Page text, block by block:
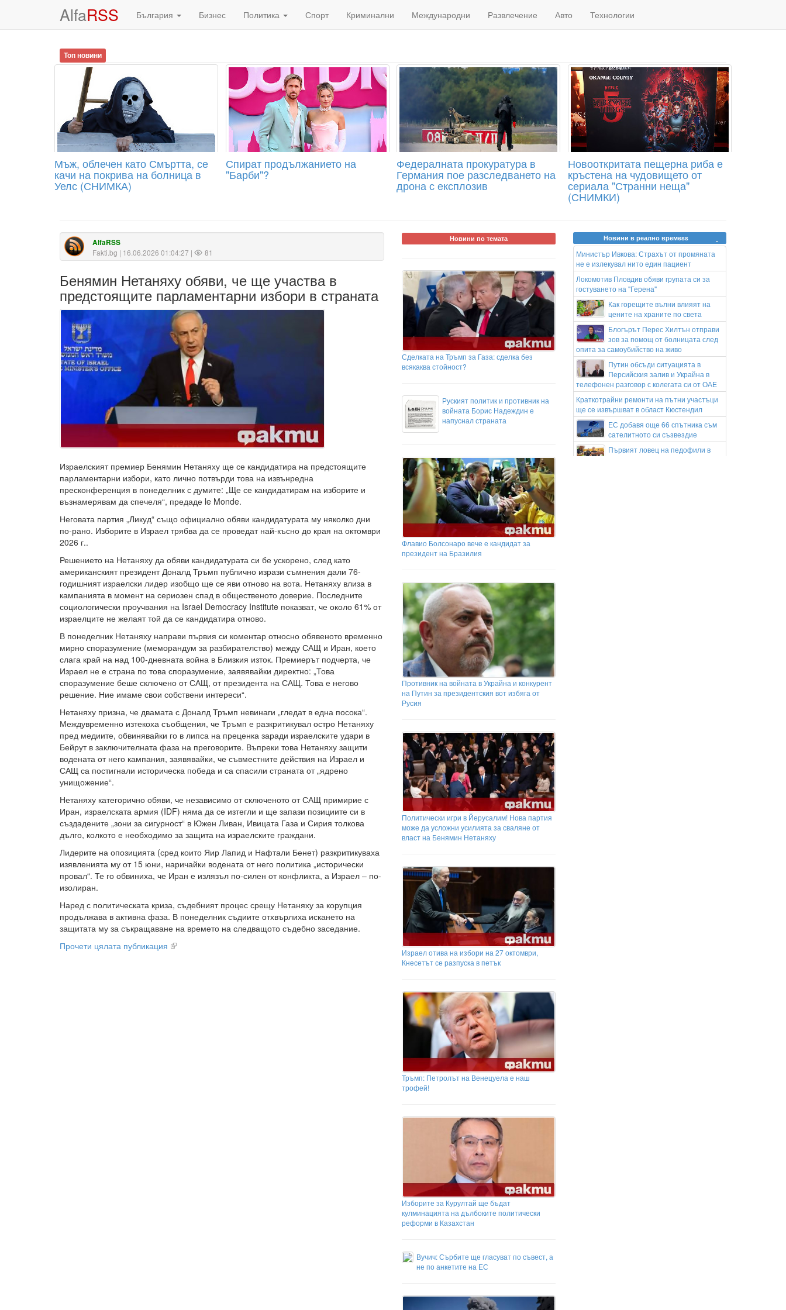
AlfaRSS България Бизнес Политика Спорт Криминални Международни Развлечение Авто Технологии
Топ новини
Мъж, облечен като Смъртта, се
качи на покрива на болница в
Уелс (СНИМКА)
Спират продължанието на
"Барби"?
Федералната прокуратура в
Германия пое разследването на
дрона с експлозив
Новооткритата пещерна риба е
кръстена на чудовището от
сериала "Странни неща"
(СНИМКИ)
AlfaRSS
Fakti.bg | 16.06.2026 01:04:27 | 81
Бенямин Нетаняху обяви, че ще участва в
предстоящите парламентарни избори в страната
Израелският премиер Бенямин Нетаняху ще се кандидатира на предстоящите
парламентарни избори, като лично потвърди това на извънредна
пресконференция в понеделник с думите: „Ще се кандидатирам на изборите и
възнамерявам да спечеля“, предаде le Monde.
Неговата партия „Ликуд“ също официално обяви кандидатурата му няколко дни
по-рано. Изборите в Израел трябва да се проведат най-късно до края на октомври
2026 г..
Решението на Нетаняху да обяви кандидатурата си бе ускорено, след като
американският президент Доналд Тръмп публично изрази съмнения дали 76-
годишният израелски лидер изобщо ще се яви отново на вота. Нетаняху влиза в
кампанията в момент на сериозен спад в общественото доверие. Последните
социологически проучвания на Israel Democracy Institute показват, че около 61% от
израелците не желаят той да се кандидатира отново.
В понеделник Нетаняху направи първия си коментар относно обявеното временно
мирно споразумение (меморандум за разбирателство) между САЩ и Иран, което
слага край на над 100-дневната война в Близкия изток. Премиерът подчерта, че
Израел не е страна по това споразумение, заявявайки директно: „Това
споразумение беше сключено от САЩ, от президента на САЩ. Това е негово
решение. Ние имаме свои собствени интереси“.
Нетаняху призна, че двамата с Доналд Тръмп невинаги „гледат в една посока“.
Междувременно изтекоха съобщения, че Тръмп е разкритикувал остро Нетаняху
пред медиите, обвинявайки го в липса на преценка заради израелските удари в
Бейрут в заключителната фаза на преговорите. Въпреки това Нетаняху защити
водената от него кампания, заявявайки, че съвместните действия на Израел и
САЩ са постигнали историческа победа и са спасили страната от „ядрено
унищожение“.
Нетаняху категорично обяви, че независимо от сключеното от САЩ примирие с
Иран, израелската армия (IDF) няма да се изтегли и ще запази позициите си в
създадените „зони за сигурност“ в Южен Ливан, Ивицата Газа и Сирия толкова
дълго, колкото е необходимо за защита на израелските граждани.
Лидерите на опозицията (сред които Яир Лапид и Нафтали Бенет) разкритикуваха
изявленията му от 15 юни, наричайки водената от него политика „исторически
провал“. Те го обвиниха, че Иран е излязъл по-силен от конфликта, а Израел – по-
изолиран.
Наред с политическата криза, съдебният процес срещу Нетаняху за корупция
продължава в активна фаза. В понеделник съдиите отхвърлиха искането на
защитата му за съкращаване на времето на следващото съдебно заседание.
Прочети цялата публикация
Новини по темата
Сделката на Тръмп за Газа: сделка без
всякаква стойност?
Руският политик и противник на
войната Борис Надеждин е
напуснал страната
Флавио Болсонаро вече е кандидат за
президент на Бразилия
Противник на войната в Украйна и конкурент
на Путин за президентския вот избяга от
Русия
Политически игри в Йерусалим! Нова партия
може да усложни усилията за сваляне от
власт на Бенямин Нетаняху
Израел отива на избори на 27 октомври,
Кнесетът се разпуска в петък
Тръмп: Петролът на Венецуела е наш
трофей!
Изборите за Курултай ще бъдат
кулминацията на дълбоките политически
реформи в Казахстан
Вучич: Сърбите ще гласуват по съвест, а
не по анкетите на ЕС
Новини в реално времеss
Министър Ивкова: Страхът от промяната
не е излекувал нито един пациент
Локомотив Пловдив обяви групата си за
гостуването на "Герена"
Как горещите вълни влияят на
цените на храните по света
Блогърът Перес Хилтън отправи
зов за помощ от болницата след
опита за самоубийство на живо
Путин обсъди ситуацията в
Персийския залив и Украйна в
телефонен разговор с колегата си от ОАЕ
Краткотрайни ремонти на пътни участъци
ще се извършват в област Кюстендил
ЕС добавя още 66 спътника съм
сателитното си съзвездие
Първият ловец на педофили в